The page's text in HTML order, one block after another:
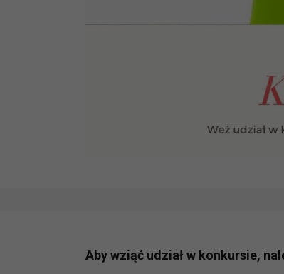
Aby wziąć udział w konkursie,